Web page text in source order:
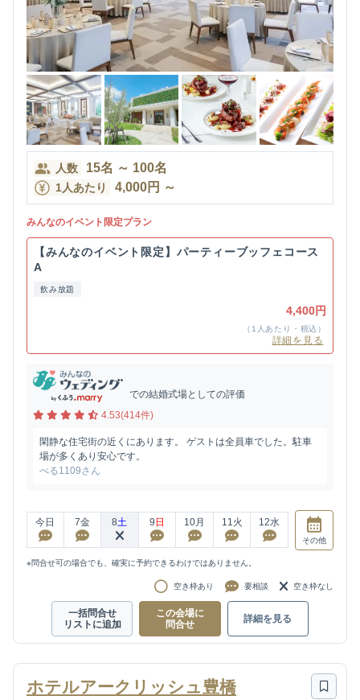
人数 15名 ～ 100名
1人あたり 4,000円 ～
みんなのイベント限定プラン
【みんなのイベント限定】パーティーブッフェコース
A
飲み放題
4,400円
（1人あたり・税込）
詳細を見る
での結婚式場としての評価
4.53(414件)
閑静な住宅街の近くにあります。 ゲストは全員車でした。駐車
場が多くあり安心です。
べる1109さん
今日 7金 8土 9 日 10月 11火 12水
その他
※問合せ可の場合でも、確実に予約できるわけではありません。
空き枠あり 要相談 空き枠なし
一括問合せ
リストに追加
この会場に
問合せ
詳細を見る
ホテルアークリッシュ豊橋